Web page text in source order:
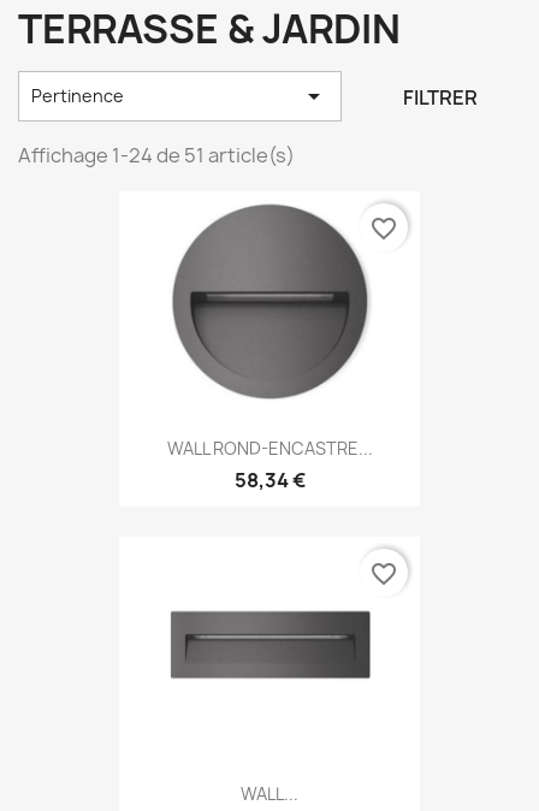
TERRASSE & JARDIN
Pertinence  FILTRER
Affichage 1-24 de 51 article(s)
WALL ROND-ENCASTRE...
58,34 €
favorite_border
WALL...
favorite_border